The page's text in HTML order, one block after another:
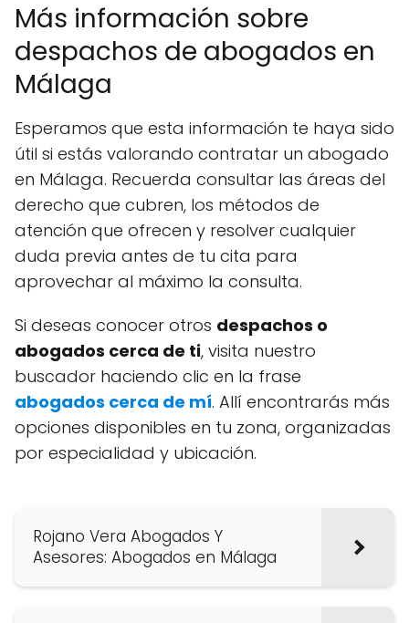
Más información sobre
despachos de abogados en
Málaga
Esperamos que esta información te haya sido
útil si estás valorando contratar un abogado
en Málaga. Recuerda consultar las áreas del
derecho que cubren, los métodos de
atención que ofrecen y resolver cualquier
duda previa antes de tu cita para
aprovechar al máximo la consulta.
Si deseas conocer otros despachos o
abogados cerca de ti, visita nuestro
buscador haciendo clic en la frase
abogados cerca de mí. Allí encontrarás más
opciones disponibles en tu zona, organizadas
por especialidad y ubicación.
Rojano Vera Abogados Y
Asesores: Abogados en Málaga